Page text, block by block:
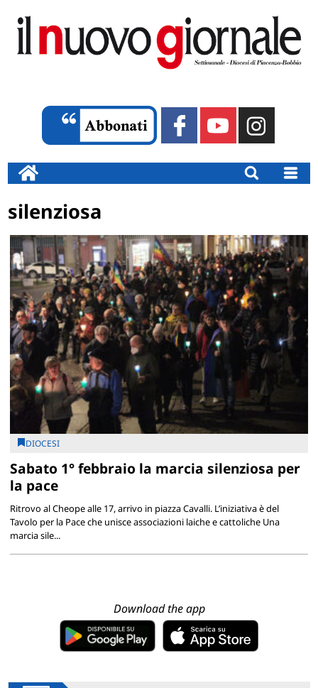
silenziosa
DIOCESI
Sabato 1° febbraio la marcia silenziosa per
la pace
Ritrovo al Cheope alle 17, arrivo in piazza Cavalli. L’iniziativa è del
Tavolo per la Pace che unisce associazioni laiche e cattoliche Una
marcia sile...
Download the app